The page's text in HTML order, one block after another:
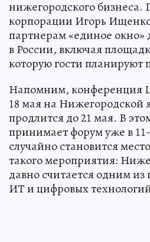
нижегородского бизнеса.
корпорации Игорь
партнерам «единое окно»
в России, включая
которую гости планируют
Напомним, конференция
18 мая на Нижегородской
продлится до 21 мая. В
принимает форум уже в
случайно становится
такого мероприятия:
давно считается одним из
ИТ и цифровых